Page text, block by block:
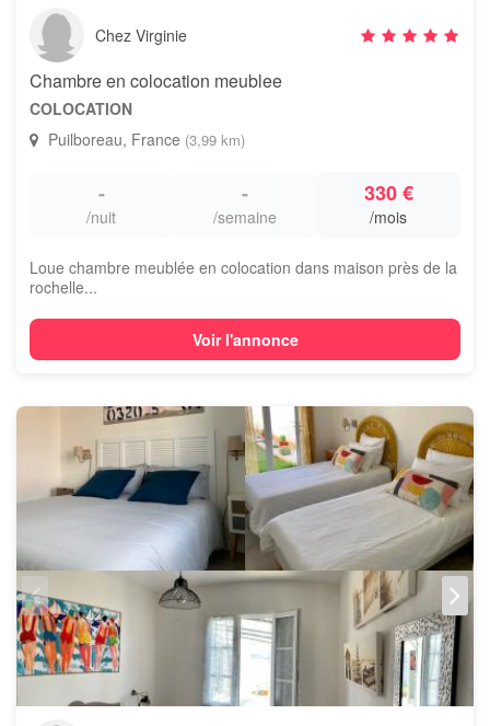
Chez Virginie
Chambre en colocation meublee
COLOCATION
Puilboreau, France (3,99 km)
-
/nuit
-
/semaine
330 €
/mois
Loue chambre meublée en colocation dans maison près de la
rochelle...
Voir l'annonce